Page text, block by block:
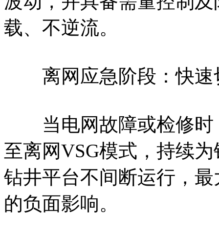
载、不逆流。
离网应急阶段：快速
当电网故障或检修时
至离网VSG模式，持续
钻井平台不间断运行，
的负面影响。